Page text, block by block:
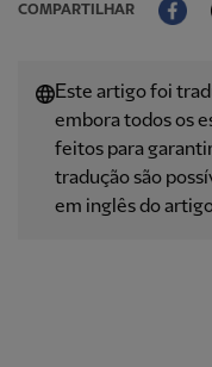
COMPARTILHAR
Este artigo foi
embora todos os
feitos para
tradução são
em inglês do